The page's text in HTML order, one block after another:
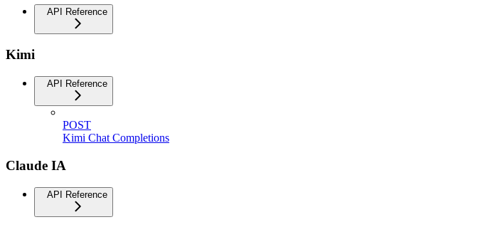
API Reference
Kimi
API Reference
POST
Kimi Chat Completions
Claude IA
API Reference